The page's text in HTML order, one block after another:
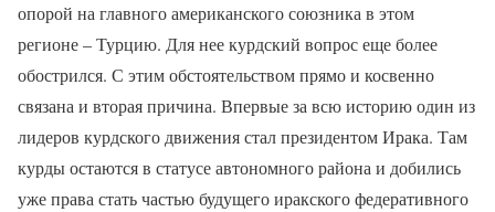
опорой на главного американского союзника в этом
регионе – Турцию. Для нее курдский вопрос еще более
обострился. С этим обстоятельством прямо и косвенно
связана и вторая причина. Впервые за всю историю один из
лидеров курдского движения стал президентом Ирака. Там
курды остаются в статусе автономного района и добились
уже права стать частью будущего иракского федеративного